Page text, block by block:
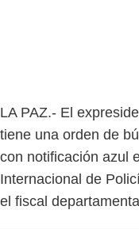
LA PAZ.- El
tiene una orden de
con notificación azul
Internacional de
el fiscal